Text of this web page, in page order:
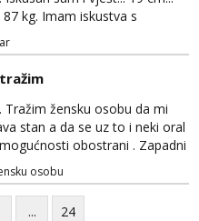
kg. Imam iskustva s
sam zdrava i njegovana, a
najvažnija. Ozbiljni
kontaktirati putem
Samo ozbiljni parovi
ili zvati. Blokiram one koji
Tražim žensku osobu da mi
stan a da se uz to i neki oral
obostrani . Zapadni
se prvo porukom na
osobu
... 24